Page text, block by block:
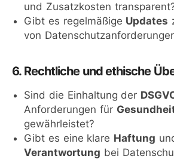
und Zusatzkosten
Gibt es regelmäßige Updates
von
6. Rechtliche und ethische
Sind die Einhaltung der
Anforderungen für
gewährleistet?
Gibt es eine klare Haftung
Verantwortung bei